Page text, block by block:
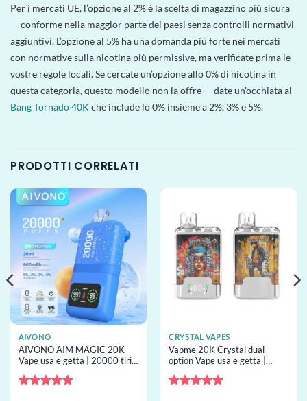
Per i mercati UE, l’opzione al 2% è la scelta di magazzino più sicura
— conforme nella maggior parte dei paesi senza controlli normativi
aggiuntivi. L’opzione al 5% ha una domanda più forte nei mercati
con normative sulla nicotina più permissive, ma verificate prima le
vostre regole locali. Se cercate un’opzione allo 0% di nicotina in
questa categoria, questo modello non la offre — date un’occhiata al
Bang Tornado 40K che include lo 0% insieme a 2%, 3% e 5%.
PRODOTTI CORRELATI
AIVONO
AIVONO AIM MAGIC 20K
Vape usa e getta | 20000 tiri,
vape usa e getta all’ingrosso
CRYSTAL VAPES
Vapme 20K Crystal dual-
option Vape usa e getta |
getta all’ingrosso